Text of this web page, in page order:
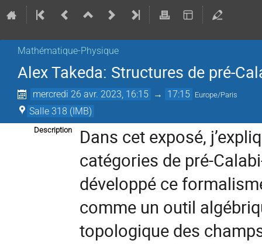
Mathématique-Physique
Alex Takeda: Structures de pré-
mercredi 26 avr. 2023, 16:15 → 17:15 Europe/Paris
Salle 318 (IMB)
Description
Dans cet exposé,
catégories de pré-
développé ce
comme un outil
topologique des